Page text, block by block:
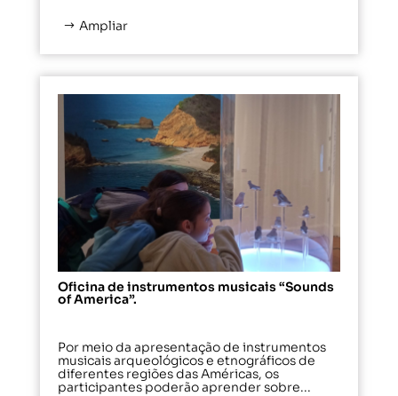
Ampliar
Oficina de instrumentos musicais “Sounds
of America”.
Por meio da apresentação de instrumentos
musicais arqueológicos e etnográficos de
diferentes regiões das Américas, os
participantes poderão aprender sobre...